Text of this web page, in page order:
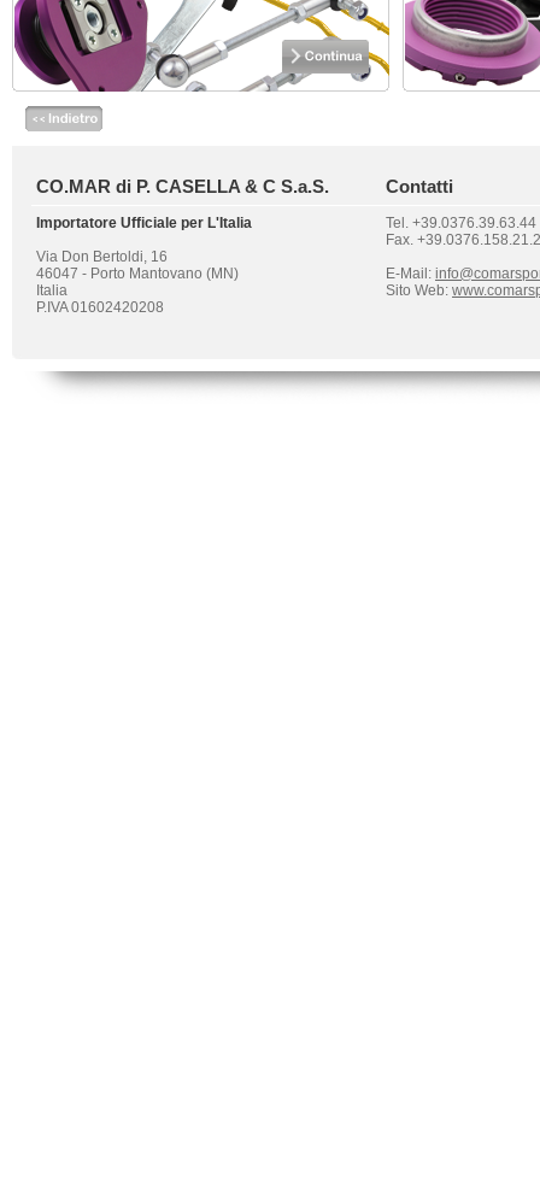
CO.MAR di P. CASELLA & C S.a.S.
Importatore Ufficiale per L'Italia
Via Don Bertoldi, 16
46047 - Porto Mantovano (MN)
Italia
P.IVA 01602420208
Contatti
Tel. +39.0376.39.63.44
Fax.
E-Mail:
Sito Web: